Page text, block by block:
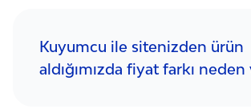
Kuyumcu ile sitenizden ürün
aldığımızda fiyat farkı neden